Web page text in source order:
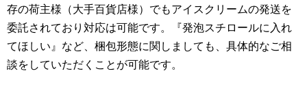
存の荷主様（大手百貨店様）でもアイスクリームの発送を
委託されており対応は可能です。『発泡スチロールに入れ
てほしい』など、梱包形態に関しましても、具体的なご相
談をしていただくことが可能です。